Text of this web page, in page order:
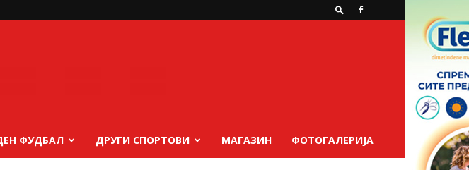
ФУДБАЛ ДРУГИ СПОРТОВИ МАГАЗИН ФОТОГАЛЕРИЈА